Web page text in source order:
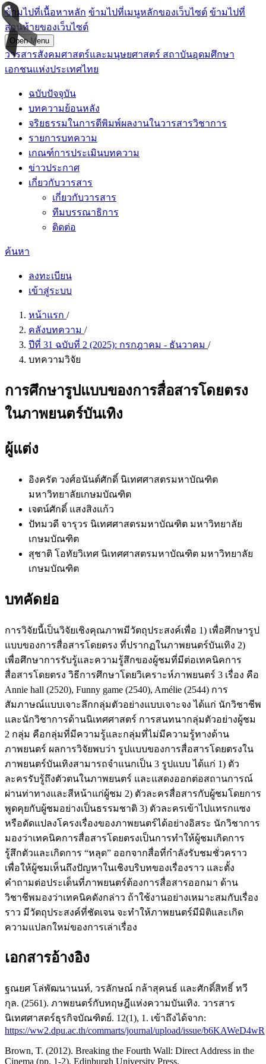
ข้ามไปที่เนื้อหาหลัก ข้ามไปที่เมนูหลักของเว็บไซต์ ข้ามไปที่
ส่วนท้ายของเว็บไซต์
Open Menu
วารสารสังคมศาสตร์และมนุษยศาสตร์ สถาบันอุดมศึกษา
เอกชนแห่งประเทศไทย
ฉบับปัจจุบัน
บทความย้อนหลัง
จริยธรรมในการตีพิมพ์ผลงานในวารสารวิชาการ
รายการบทความ
เกณฑ์การประเมินบทความ
ข่าวประกาศ
เกี่ยวกับวารสาร
เกี่ยวกับวารสาร
ทีมบรรณาธิการ
ติดต่อ
ค้นหา
ลงทะเบียน
เข้าสู่ระบบ
หน้าแรก /
คลังบทความ /
ปีที่ 31 ฉบับที่ 2 (2025): กรกฎาคม - ธันวาคม /
บทความวิจัย
การศึกษารูปแบบของการสื่อสารโดยตรง
ในภาพยนตร์บันเทิง
ผู้แต่ง
อิงครัต วงศ์อนันต์ศักดิ์ นิเทศศาสตรมหาบัณฑิต
มหาวิทยาลัยเกษมบัณฑิต
เจตน์ศักดิ์ แสงสิงแก้ว
ปัทมวดี จารุวร นิเทศศาสตรมหาบัณฑิต มหาวิทยาลัย
เกษมบัณฑิต
สุชาติ โอทัยวิเทศ นิเทศศาสตรมหาบัณฑิต มหาวิทยาลัย
เกษมบัณฑิต
บทคัดย่อ
การวิจัยนี้เป็นวิจัยเชิงคุณภาพมีวัตถุประสงค์เพื่อ 1) เพื่อศึกษารูป
แบบของการสื่อสารโดยตรง ที่ปรากฏในภาพยนตร์บันเทิง 2)
เพื่อศึกษาการรับรู้และความรู้สึกของผู้ชมที่มีต่อเทคนิคการ
สื่อสารโดยตรง วิธีการศึกษาโดยวิเคราะห์ภาพยนตร์ 3 เรื่อง คือ
Annie hall (2520), Funny game (2540), Amélie (2544) การ
สัมภาษณ์แบบเจาะลึกกลุ่มตัวอย่างแบบเจาะจง ได้แก่ นักวิชาชีพ
และนักวิชาการด้านนิเทศศาสตร์ การสนทนากลุ่มตัวอย่างผู้ชม
2 กลุ่ม คือกลุ่มที่มีความรู้และกลุ่มที่ไม่มีความรู้ทางด้าน
ภาพยนตร์ ผลการวิจัยพบว่า รูปแบบของการสื่อสารโดยตรงใน
ภาพยนตร์บันเทิงสามารถจำแนกเป็น 3 รูปแบบ ได้แก่ 1) ตัว
ละครรับรู้ถึงตัวตนในภาพยนตร์ และแสดงออกต่อสถานการณ์
ผ่านท่าทางและสีหน้าแก่ผู้ชม 2) ตัวละครสื่อสารกับผู้ชมโดยการ
พูดคุยกับผู้ชมอย่างเป็นธรรมชาติ 3) ตัวละครเข้าไปแทรกแซง
หรือดัดแปลงโครงเรื่องของภาพยนตร์ได้อย่างอิสระ นักวิชาการ
มองว่าเทคนิคการสื่อสารโดยตรงเป็นการทำให้ผู้ชมเกิดการ
รู้สึกตัวและเกิดการ “หลุด” ออกจากสื่อที่กำลังรับชมชั่วคราว
เพื่อให้ผู้ชมเห็นถึงปัญหาในเชิงบริบทของเรื่องราว และตั้ง
คำถามต่อประเด็นที่ภาพยนตร์ต้องการสื่อสารออกมา ด้าน
วิชาชีพมองว่าเทคนิคดังกล่าว ถ้าใช้งานอย่างเหมาะสมกับเรื่อง
ราว มีวัตถุประสงค์ที่ชัดเจน จะทำให้ภาพยนตร์มีมิติและเกิด
ความแปลกใหม่ของการเล่าเรื่อง
เอกสารอ้างอิง
ฐณยศ โล่พัฒนานนท์, วรลักษณ์ กล้าสุคนธ์ และศักดิ์สิทธิ์ ทวี
กุล. (2561). ภาพยนตร์กับทฤษฎีแห่งความบันเทิง. วารสาร
นิเทศศาสตร์ธุรกิจบัณฑิตย์. 12(1), 1. เข้าถึงได้จาก:
https://ww2.dpu.ac.th/commarts/journal/upload/issue/b6KAWeD4wR
Brown, T. (2012). Breaking the Fourth Wall: Direct Address in the
Cinema (pp. 1-2). Edinburgh University Press.